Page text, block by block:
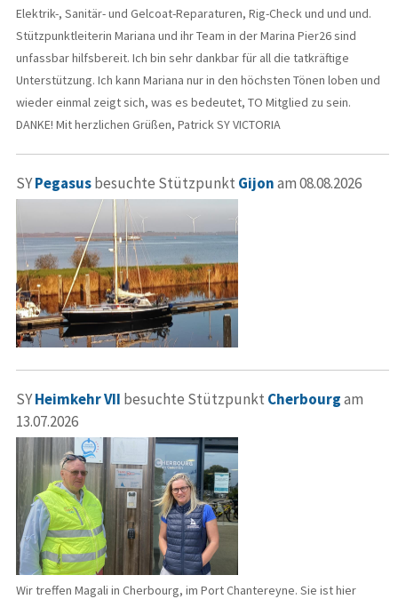
Elektrik-, Sanitär- und Gelcoat-Reparaturen, Rig-Check und und und.
Stützpunktleiterin Mariana und ihr Team in der Marina Pier26 sind
unfassbar hilfsbereit. Ich bin sehr dankbar für all die tatkräftige
Unterstützung. Ich kann Mariana nur in den höchsten Tönen loben und
wieder einmal zeigt sich, was es bedeutet, TO Mitglied zu sein.
DANKE! Mit herzlichen Grüßen, Patrick SY VICTORIA
SYPegasusbesuchte Stützpunkt Gijonam 08.08.2026
SYHeimkehr VII besuchte Stützpunkt Cherbourgam
13.07.2026
Wir treffen Magali in Cherbourg, im Port Chantereyne. Sie ist hier